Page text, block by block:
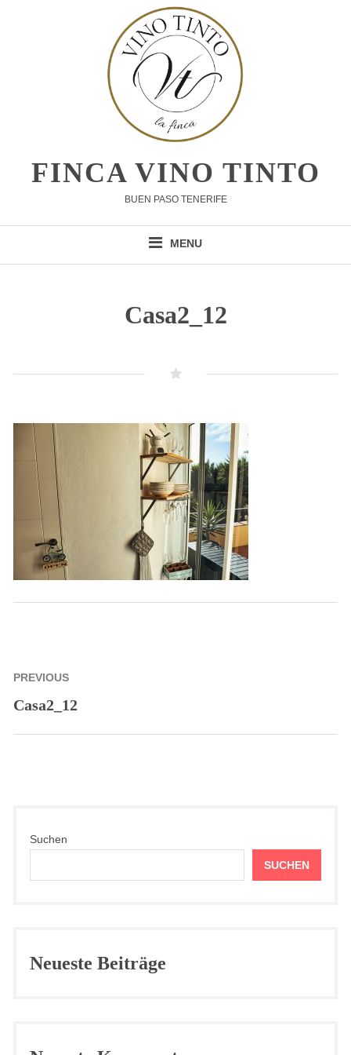
FINCA VINO TINTO
BUEN PASO TENERIFE
MENU
Casa2_12
Beitragsnavigation
PREVIOUS
Previous
Casa2_12
Suchen
SUCHEN
Neueste Beiträge